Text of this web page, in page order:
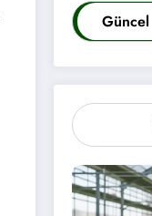
Güncel